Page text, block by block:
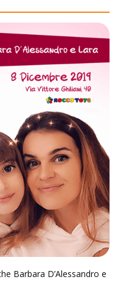
Barbara D’Alessandro e